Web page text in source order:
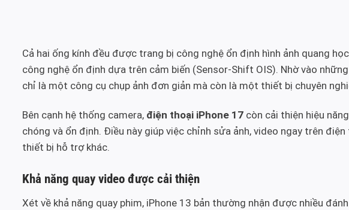
Cả hai ống kính đều được trang bị công nghệ ổn định hình ảnh quang
công nghệ ổn định dựa trên cảm biến (Sensor-Shift OIS). Nhờ vào
chỉ là một công cụ chụp ảnh đơn giản mà còn là một thiết bị chuyên
Bên cạnh hệ thống camera, điện thoại iPhone 17 còn cải thiện hiệu
chóng và ổn định. Điều này giúp việc chỉnh sửa ảnh, video ngay trên
thiết bị hỗ trợ khác.
Khả năng quay video được cải thiện
Xét về khả năng quay phim, iPhone 13 bản thường nhận được nhiều